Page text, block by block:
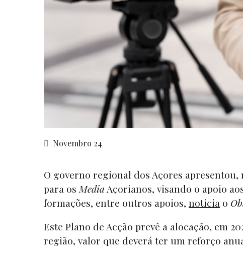
Novembro 24
O governo regional dos Açores apresentou,
para os Media Açorianos, visando o apoio
formações, entre outros apoios, noticia o
Este Plano de Acção prevê a alocação, em
região, valor que deverá ter um reforço